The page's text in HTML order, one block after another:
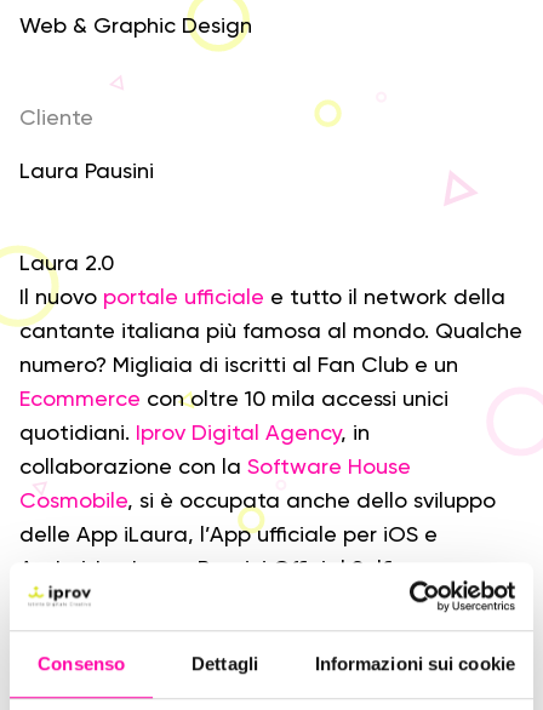
Consenso Dettagli Informazioni sui cookie
Web & Graphic Design
Cliente
Laura Pausini
Laura 2.0
Il nuovo portale ufficiale e tutto il network della
cantante italiana più famosa al mondo. Qualche
numero? Migliaia di iscritti al Fan Club e un
Ecommerce con oltre 10 mila accessi unici
quotidiani.
Iprov Digital Agency, in
collaborazione con la Software House
Cosmobile, si è occupata anche dello sviluppo
delle App iLaura, l’App ufficiale per iOS e
Android, e Laura Pausini Official Selfie.
famose del mondo, è stata quella di riuscire a